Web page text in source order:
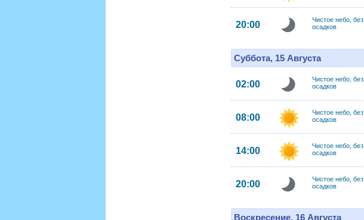
20:00
Чистое небо, без
осадков
Суббота, 15 Августа
02:00
Чистое небо, без
осадков
08:00
Чистое небо, без
осадков
14:00
Чистое небо, без
осадков
20:00
Чистое небо, без
осадков
Воскресение, 16 Августа